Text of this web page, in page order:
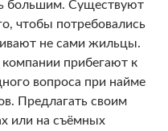
большим. Существуют
чтобы потребовались
не сами жильцы.
прибегают к
вопроса при найме
Предлагать своим
или на съёмных